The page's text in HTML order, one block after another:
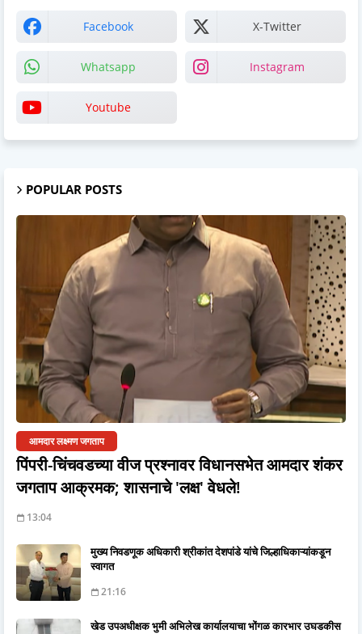
Facebook X-Twitter
Whatsapp Instagram
Youtube
POPULAR POSTS
आमदार लक्ष्मण जगताप
पिंपरी-चिंचवडच्या वीज प्रश्नावर विधानसभेत आमदार शंकर
जगताप आक्रमक; शासनाचे 'लक्ष' वेधले!
13:04
मुख्य निवडणूक अधिकारी श्रीकांत देशपांडे यांचे जिल्हाधिकाऱ्यांकडून
स्वागत
21:16
खेड उपअधीक्षक भुमी अभिलेख कार्यालयाचा भोंगळ कारभार उघडकीस